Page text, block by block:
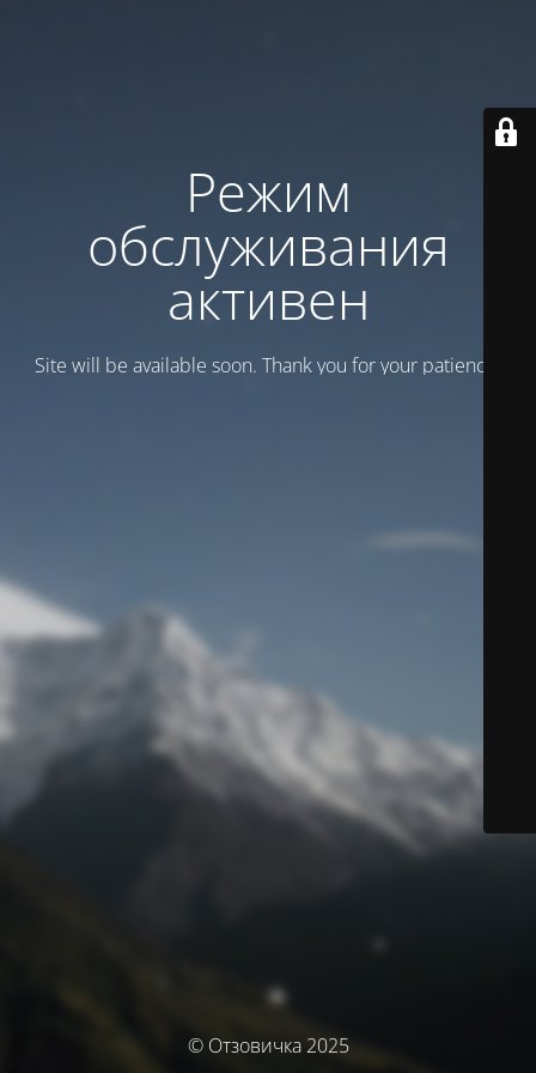
Режим
обслуживания
активен
Site will be available soon. Thank you for your patience!
© Отзовичка 2025